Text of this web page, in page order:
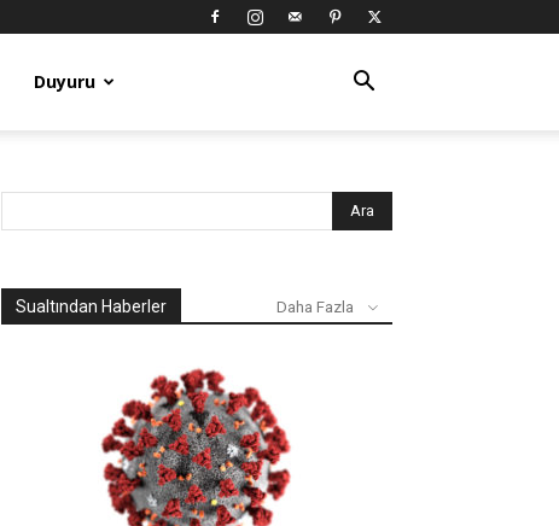
Duyuru
Sualtından Haberler Daha Fazla